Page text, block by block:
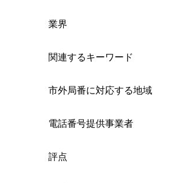
業界
関連するキーワード
市外局番に対応する地域
電話番号提供事業者
評点